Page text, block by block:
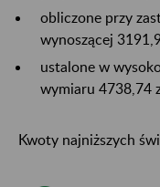
obliczone przy
wynoszącej
ustalone w
wymiaru 4738,74
Kwoty najniższych